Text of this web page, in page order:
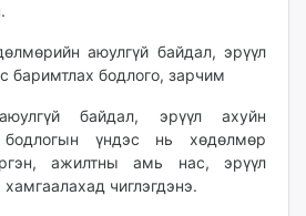
аюулгүй байдал, эрүүл
баримтлах бодлого, зарчим
байдал, эрүүл ахуйн
бодлогын үндэс нь хөдөлмөр
ажилтны амь нас, эрүүл
чиглэгдэнэ.